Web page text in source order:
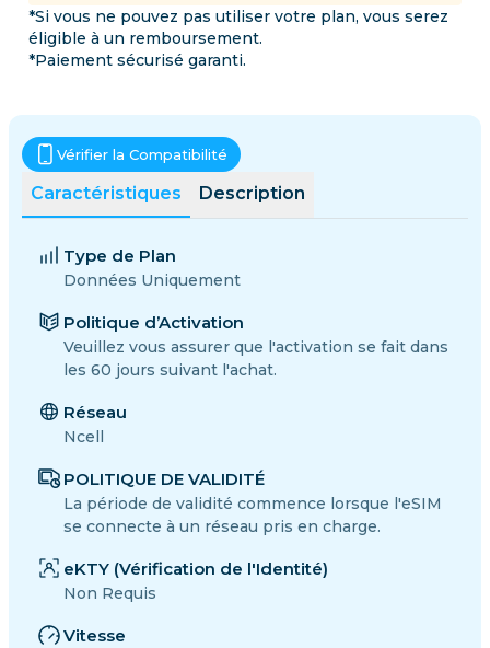
*Si vous ne pouvez pas utiliser votre plan, vous serez
éligible à un remboursement.
*Paiement sécurisé garanti.
Caractéristiques Description
Vérifier la Compatibilité
Type de Plan
Données Uniquement
Politique d’Activation
Veuillez vous assurer que l'activation se fait dans
les 60 jours suivant l'achat.
Réseau
Ncell
POLITIQUE DE VALIDITÉ
La période de validité commence lorsque l'eSIM
se connecte à un réseau pris en charge.
eKTY (Vérification de l'Identité)
Non Requis
Vitesse